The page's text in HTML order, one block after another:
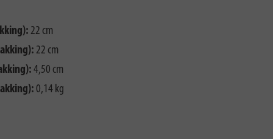
22 cm
22 cm
4,50 cm
0,14 kg